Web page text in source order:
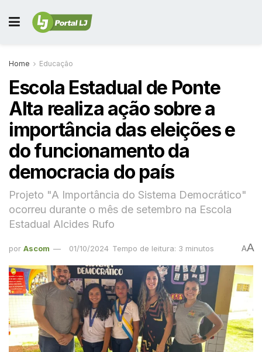
Home Educação
Escola Estadual de Ponte
Alta realiza ação sobre a
importância das eleições e
do funcionamento da
democracia do país
Projeto "A Importância do Sistema Democrático"
ocorreu durante o mês de setembro na Escola
Estadual Alcides Rufo
por Ascom 01/10/2024 Tempo de leitura: 3 minutos AA